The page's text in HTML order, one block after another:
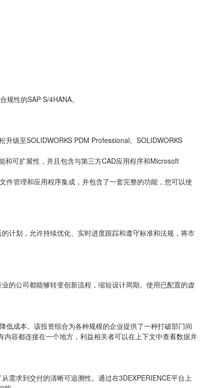
性的SAP S/4HANA。
级至SOLIDWORKS PDM Professional。SOLIDWORKS
可扩展性，并且包含与第三方CAD应用程序和Microsoft
件管理和应用程序集成，并包含了一套完整的功能，您可以使
计划，允许持续优化、实时进度跟踪和遵守标准和法规，将市
的公司都能够转变创新流程，缩短设计周期。使用已配置的虚
成本。该投资组合为各种规模的企业提供了一种打破部门间
容都连接在一个地方，利益相关者可以在上下文中查看数据并
需求到交付的清晰可追溯性。通过在3DEXPERIENCE平台上